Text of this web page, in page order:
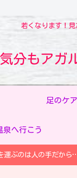
若くなります！
分もアガ
足のケア
泉へ行こう
運ぶのは人の手だか